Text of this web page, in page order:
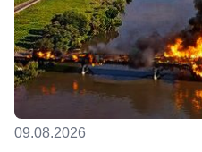
09.08.2026